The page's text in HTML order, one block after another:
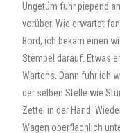
Ungetüm fuhr piepend
vorüber. Wie erwartet
Bord, ich bekam einen
Stempel darauf. Etwas
Wartens. Dann fuhr ich
der selben Stelle wie
Zettel in der Hand.
Wagen oberflächlich